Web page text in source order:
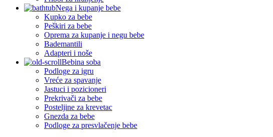
Nega i kupanje bebe
Kupko za bebe
Peškiri za bebe
Oprema za kupanje i negu bebe
Bademantili
Adapteri i noše
Bebina soba
Podloge za igru
Vreće za spavanje
Jastuci i pozicioneri
Prekrivači za bebe
Posteljine za krevetac
Gnezda za bebe
Podloge za presvlačenje bebe